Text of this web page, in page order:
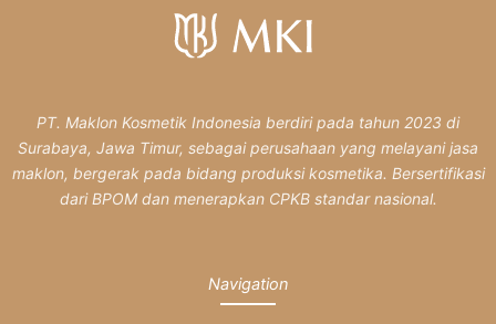
PT. Maklon Kosmetik Indonesia berdiri pada tahun 2023 di
Surabaya, Jawa Timur, sebagai perusahaan yang melayani jasa
maklon, bergerak pada bidang produksi kosmetika. Bersertifikasi
dari BPOM dan menerapkan CPKB standar nasional.
Navigation